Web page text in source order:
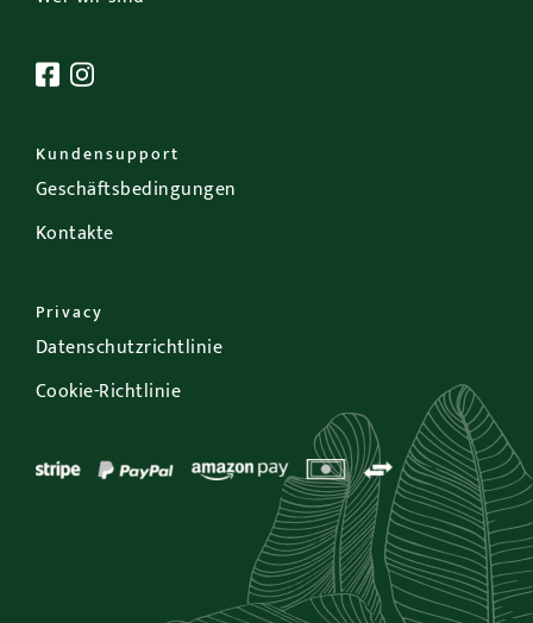
Kundensupport
Geschäftsbedingungen
Kontakte
Privacy
Datenschutzrichtlinie
Cookie-Richtlinie